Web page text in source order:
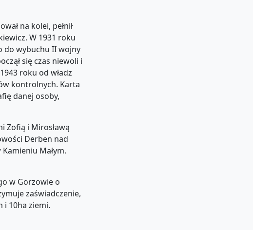
na kolei, pełnił
W 1931 roku
do wybuchu II wojny
się czas niewoli i
roku od władz
kontrolnych. Karta
danej osoby,
Zofią i Mirosławą
Derben nad
Małym.
w Gorzowie o
zaświadczenie,
10ha ziemi.